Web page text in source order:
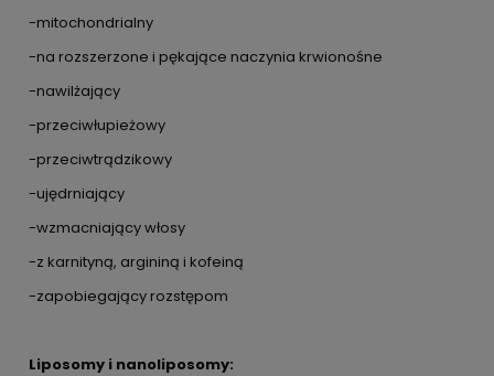
-mitochondrialny
-na rozszerzone i pękające naczynia krwionośne
-nawilżający
-przeciwłupieżowy
-przeciwtrądzikowy
-ujędrniający
-wzmacniający włosy
-z karnityną, argininą i kofeiną
-zapobiegający rozstępom
Liposomy i nanoliposomy: